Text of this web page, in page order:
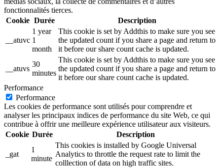
fonctionnalités tierces.
Cookie Durée Description
__atuvc
1 year
1
month
This cookie is set by Addthis to make sure you see
the updated count if you share a page and return to
it before our share count cache is updated.
__atuvs
30
minutes
This cookie is set by Addthis to make sure you see
the updated count if you share a page and return to
it before our share count cache is updated.
Performance
Performance
Les cookies de performance sont utilisés pour comprendre et
analyser les principaux indices de performance du site Web, ce qui
contribue à offrir une meilleure expérience utilisateur aux visiteurs.
Cookie Durée Description
_gat
1
minute
This cookies is installed by Google Universal
Analytics to throttle the request rate to limit the
colllection of data on high traffic sites.